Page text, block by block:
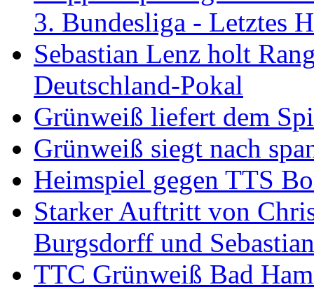
3. Bundesliga - Letztes
Sebastian Lenz holt
Deutschland-Pokal
Grünweiß liefert dem
Grünweiß siegt nach
Heimspiel gegen TTS
Starker Auftritt von
Burgsdorff und
TTC Grünweiß Bad